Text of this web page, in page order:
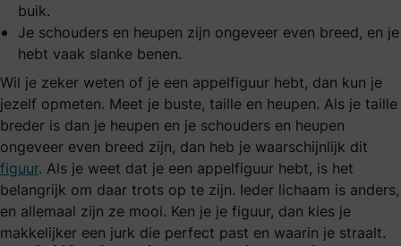
buik.
Je schouders en heupen zijn ongeveer even breed, en je
hebt vaak slanke benen.
Wil je zeker weten of je een appelfiguur hebt, dan kun je
jezelf opmeten. Meet je buste, taille en heupen. Als je taille
breder is dan je heupen en je schouders en heupen
ongeveer even breed zijn, dan heb je waarschijnlijk dit
figuur. Als je weet dat je een appelfiguur hebt, is het
belangrijk om daar trots op te zijn. Ieder lichaam is anders,
en allemaal zijn ze mooi. Ken je je figuur, dan kies je
makkelijker een jurk die perfect past en waarin je straalt.